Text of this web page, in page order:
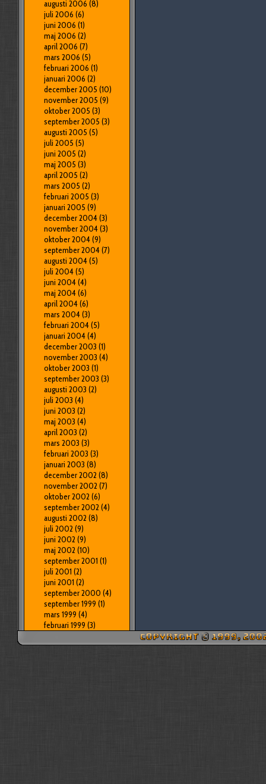
augusti 2006 (8)
juli 2006 (6)
juni 2006 (1)
maj 2006 (2)
april 2006 (7)
mars 2006 (5)
februari 2006 (1)
januari 2006 (2)
december 2005 (10)
november 2005 (9)
oktober 2005 (3)
september 2005 (3)
augusti 2005 (5)
juli 2005 (5)
juni 2005 (2)
maj 2005 (3)
april 2005 (2)
mars 2005 (2)
februari 2005 (3)
januari 2005 (9)
december 2004(3)
november 2004(3)
oktober 2004(9)
september 2004(7)
augusti 2004(5)
juli 2004(5)
juni 2004(4)
maj 2004(6)
april 2004(6)
mars 2004(3)
februari 2004(5)
januari 2004(4)
december 2003 (1)
november 2003 (4)
oktober 2003 (1)
september 2003 (3)
augusti 2003 (2)
juli 2003 (4)
juni 2003 (2)
maj 2003 (4)
april 2003 (2)
mars 2003 (3)
februari 2003 (3)
januari 2003 (8)
december 2002 (8)
november 2002 (7)
oktober 2002 (6)
september 2002 (4)
augusti 2002 (8)
juli 2002 (9)
juni 2002 (9)
maj 2002 (10)
september 2001 (1)
juli 2001 (2)
juni 2001 (2)
september 2000 (4)
september 1999 (1)
mars 1999 (4)
februari 1999 (3)